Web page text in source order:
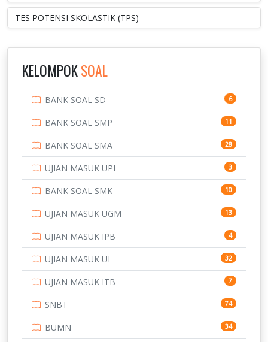
TES POTENSI SKOLASTIK (TPS)
KELOMPOKSOAL
BANK SOAL SD 6
BANK SOAL SMP 11
BANK SOAL SMA 28
UJIAN MASUK UPI 3
BANK SOAL SMK 10
UJIAN MASUK UGM 13
UJIAN MASUK IPB 4
UJIAN MASUK UI 32
UJIAN MASUK ITB 7
SNBT 74
BUMN 34